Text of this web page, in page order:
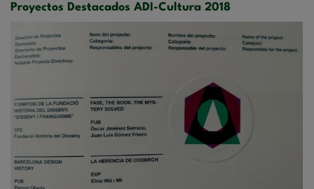
Proyectos Destacados ADI-Cultura 2018